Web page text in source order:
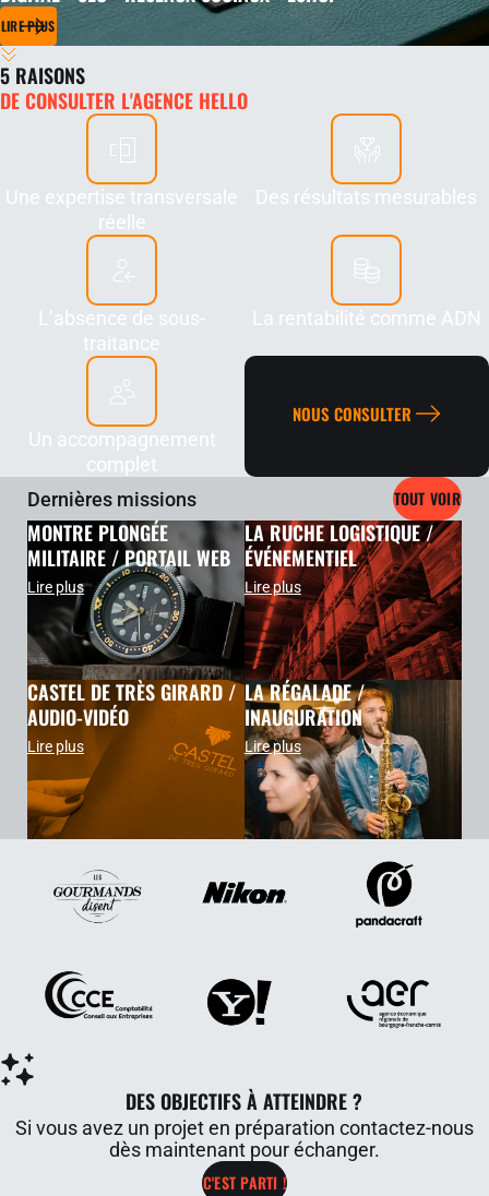
LIRE PLUS
5 RAISONS
DE CONSULTER L'AGENCE HELLO
Une expertise transversale
réelle
Des résultats mesurables
L’absence de sous-
traitance
La rentabilité comme ADN
Un accompagnement
complet
NOUS CONSULTER
Dernières missions TOUT VOIR
MONTRE PLONGÉE
MILITAIRE / PORTAIL WEB
Lire plus
LA RUCHE LOGISTIQUE /
ÉVÉNEMENTIEL
Lire plus
CASTEL DE TRÈS GIRARD /
AUDIO-VIDÉO
Lire plus
LA RÉGALADE /
INAUGURATION
Lire plus
DES OBJECTIFS À ATTEINDRE ?
Si vous avez un projet en préparation contactez-nous
dès maintenant pour échanger.
C'EST PARTI !